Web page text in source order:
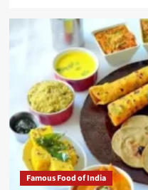
Famous Food of India